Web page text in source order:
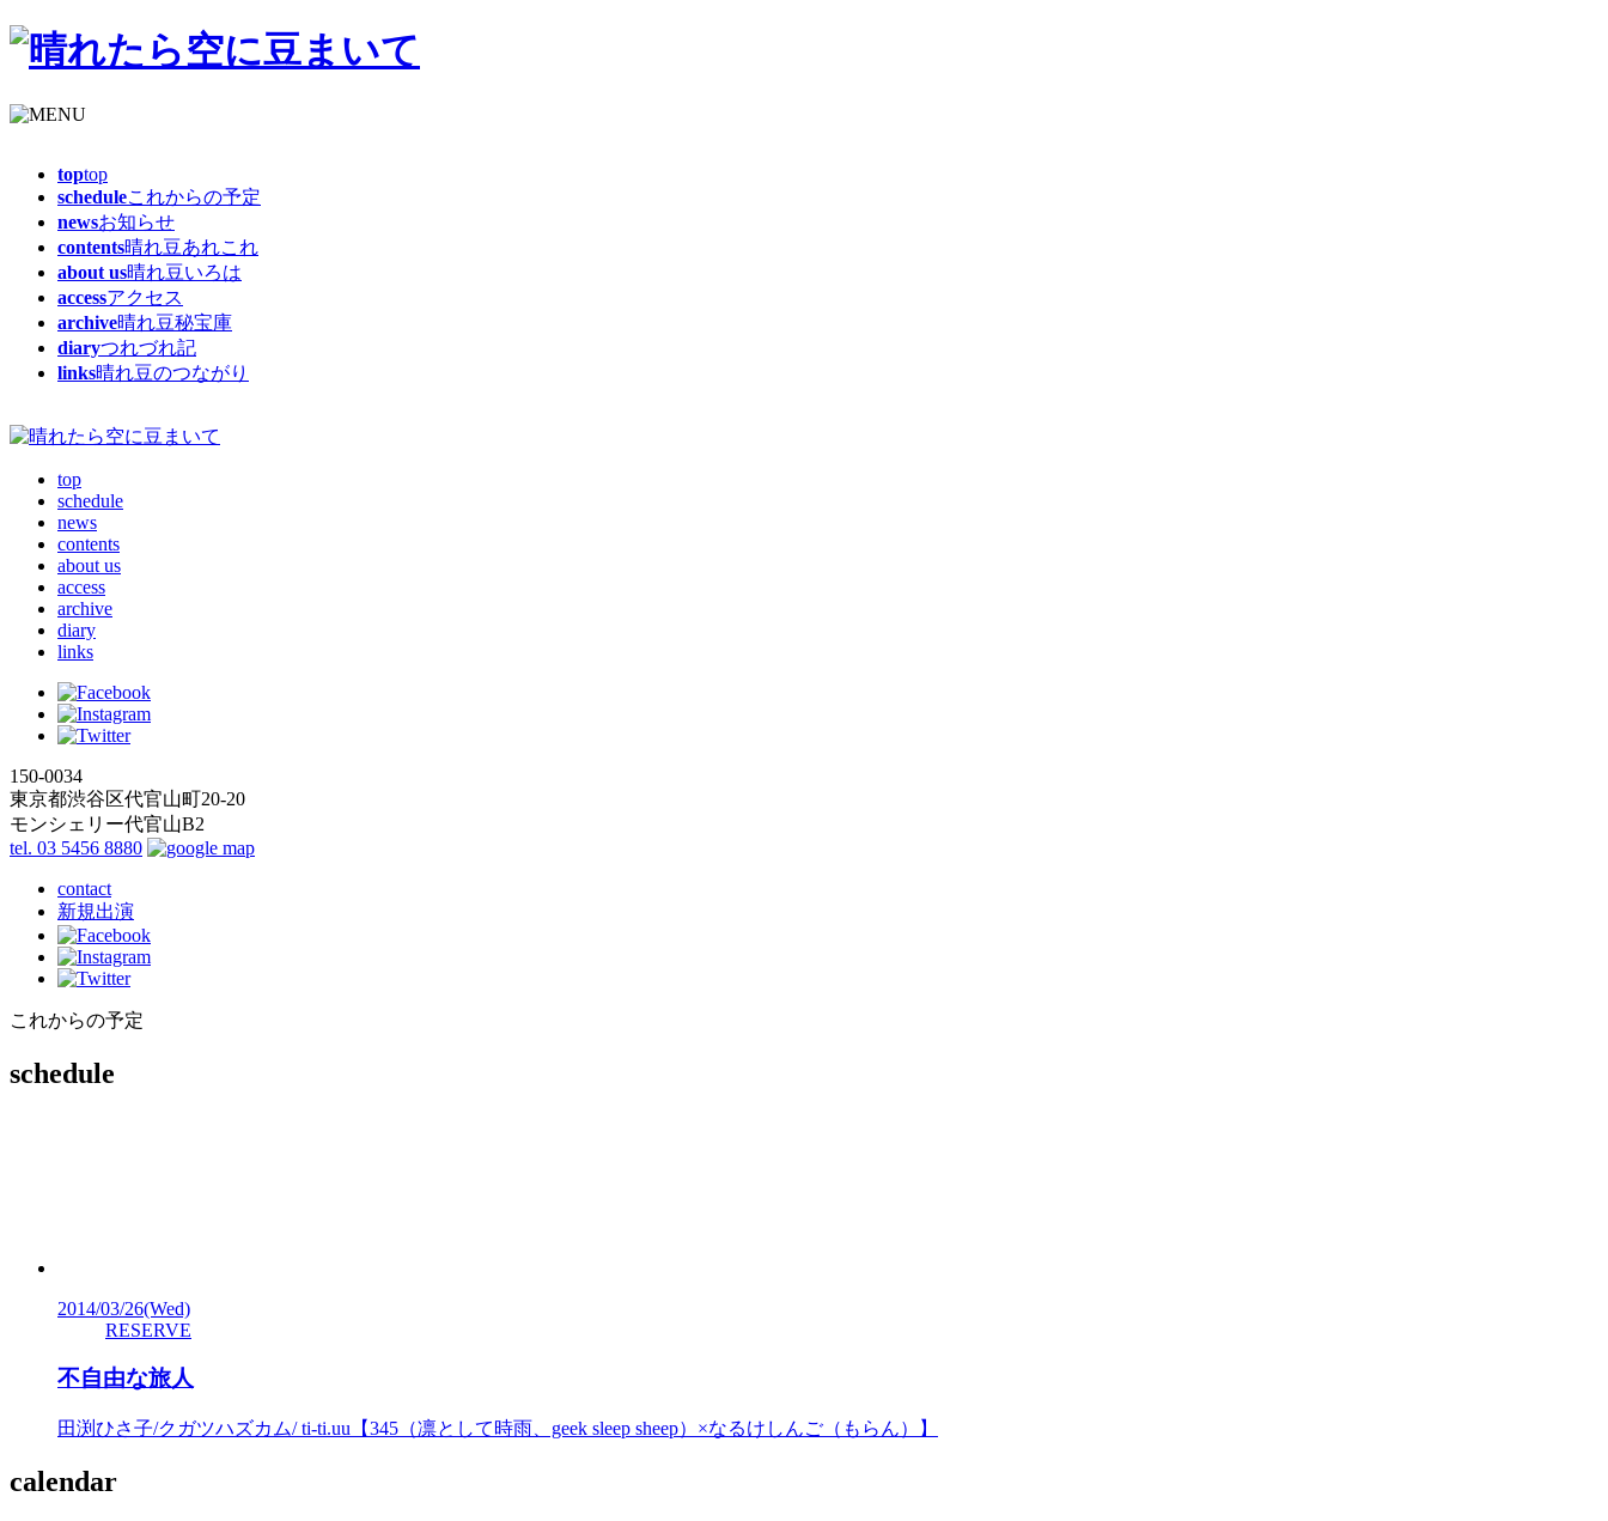
toptop
scheduleこれからの予定
newsお知らせ
contents晴れ豆あれこれ
about us晴れ豆いろは
accessアクセス
archive晴れ豆秘宝庫
diaryつれづれ記
links晴れ豆のつながり
top
schedule
news
contents
about us
access
archive
diary
links
150-0034
東京都渋谷区代官山町20-20
モンシェリー代官山B2
tel. 03 5456 8880
contact
新規出演
これからの予定
schedule
2014/03/26(Wed)
RESERVE
不自由な旅人
田渕ひさ子/クガツハズカム/ ti-ti.uu【345（凛として時雨、geek sleep sheep）×なるけしんご（もらん）】
calendar